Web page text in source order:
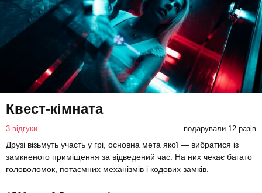
Квест-кімната
3 відгуки подарували 12 разів
Друзі візьмуть участь у грі, основна мета якої — вибратися із
замкненого приміщення за відведений час. На них чекає багато
головоломок, потаємних механізмів і кодових замків.